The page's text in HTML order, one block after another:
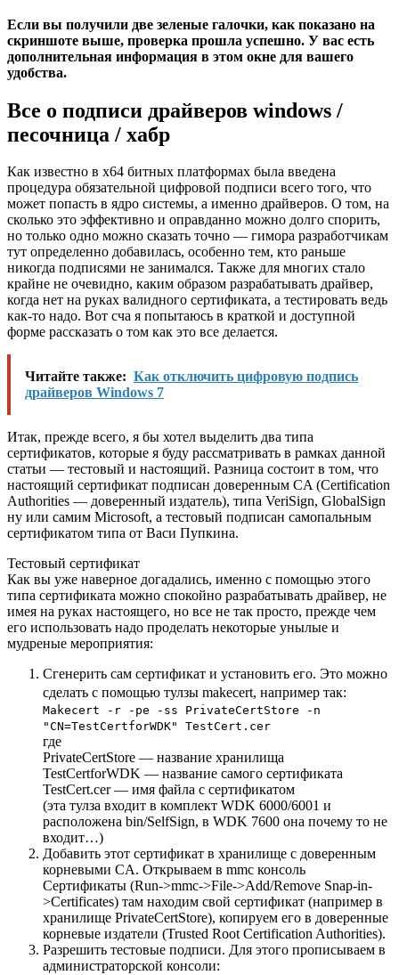
Если вы получили две зеленые галочки, как показано на
скриншоте выше, проверка прошла успешно. У вас есть
дополнительная информация в этом окне для вашего
удобства.
Все о подписи драйверов windows /
песочница / хабр
Как известно в х64 битных платформах была введена
процедура обязательной цифровой подписи всего того, что
может попасть в ядро системы, а именно драйверов. О том, на
сколько это эффективно и оправданно можно долго спорить,
но только одно можно сказать точно — гимора разработчикам
тут определенно добавилась, особенно тем, кто раньше
никогда подписями не занимался. Также для многих стало
крайне не очевидно, каким образом разрабатывать драйвер,
когда нет на руках валидного сертификата, а тестировать ведь
как-то надо. Вот сча я попытаюсь в краткой и доступной
форме рассказать о том как это все делается.
Читайте также: Как отключить цифровую подпись
драйверов Windows 7
Итак, прежде всего, я бы хотел выделить два типа
сертификатов, которые я буду рассматривать в рамках данной
статьи — тестовый и настоящий. Разница состоит в том, что
настоящий сертификат подписан доверенным CA (Certification
Authorities — доверенный издатель), типа VeriSign, GlobalSign
ну или самим Microsoft, а тестовый подписан самопальным
сертификатом типа от Васи Пупкина.
Тестовый сертификат
Как вы уже наверное догадались, именно с помощью этого
типа сертификата можно спокойно разрабатывать драйвер, не
имея на руках настоящего, но все не так просто, прежде чем
его использовать надо проделать некоторые унылые и
мудреные мероприятия:
Сгенерить сам сертификат и установить его. Это можно
сделать с помощью тулзы makecert, например так:
Makecert -r -pe -ss PrivateCertStore -n
"CN=TestCertforWDK" TestCert.cer
где
PrivateCertStore — название хранилища
TestCertforWDK — название самого сертификата
TestCert.cer— имя файла с сертификатом
(эта тулза входит в комплект WDK 6000/6001 и
расположена bin/SelfSign, в WDK 7600 она почему то не
входит…)
Добавить этот сертификат в хранилище с доверенным
корневыми CA. Открываем в mmc консоль
Сертификаты (Run->mmc->File->Add/Remove Snap-in-
>Certificates) там находим свой сертификат (например в
хранилище PrivateCertStore), копируем его в доверенные
корневые издатели (Trusted Root Certification Authorities).
Разрешить тестовые подписи. Для этого прописываем в
администраторской консоли: